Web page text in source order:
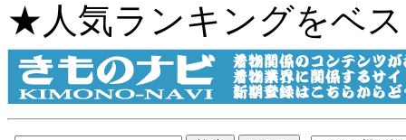
★人気ランキングをベ